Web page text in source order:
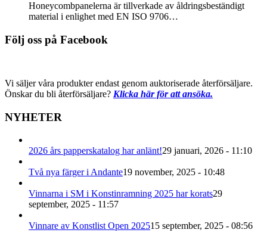
Honeycombpanelerna är tillverkade av åldringsbeständigt
material i enlighet med EN ISO 9706…
Följ oss på Facebook
Vi säljer våra produkter endast genom auktoriserade återförsäljare.
Önskar du bli återförsäljare? Klicka här för att ansöka.
NYHETER
2026 års papperskatalog har anlänt!29 januari, 2026 - 11:10
Två nya färger i Andante19 november, 2025 - 10:48
Vinnarna i SM i Konstinramning 2025 har korats29
september, 2025 - 11:57
Vinnare av Konstlist Open 202515 september, 2025 - 08:56